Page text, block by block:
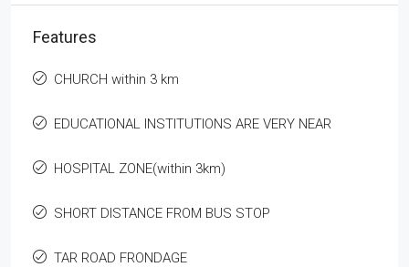
Features
CHURCH within 3 km
EDUCATIONAL INSTITUTIONS ARE VERY NEAR
HOSPITAL ZONE(within 3km)
SHORT DISTANCE FROM BUS STOP
TAR ROAD FRONDAGE